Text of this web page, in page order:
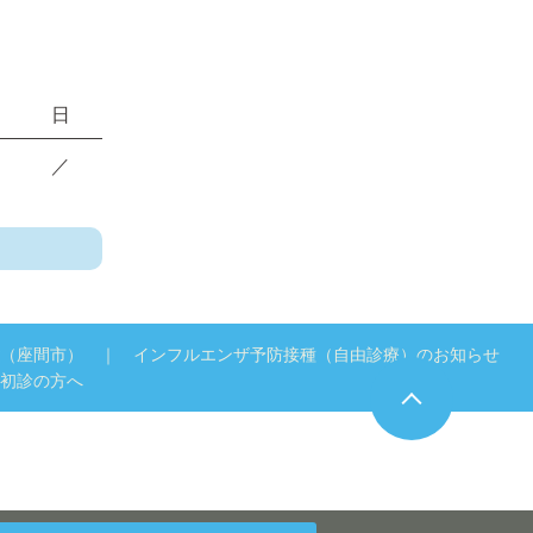
日
／
座間市）
インフルエンザ予防接種（自由診療）のお知らせ
初診の方へ